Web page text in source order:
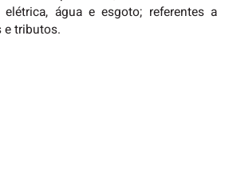
elétrica, água e esgoto; referentes a
e tributos.